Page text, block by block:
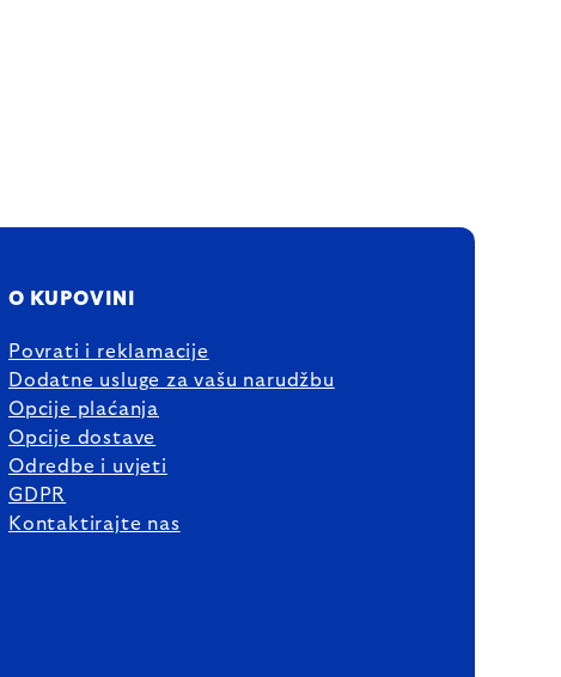
O KUPOVINI
Povrati i reklamacije
Dodatne usluge za vašu narudžbu
Opcije plaćanja
Opcije dostave
Odredbe i uvjeti
GDPR
Kontaktirajte nas